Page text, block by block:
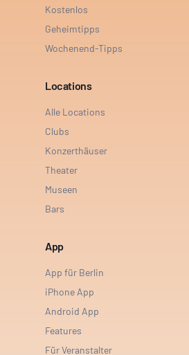
Kostenlos
Geheimtipps
Wochenend-Tipps
Locations
Alle Locations
Clubs
Konzerthäuser
Theater
Museen
Bars
App
App für Berlin
iPhone App
Android App
Features
Für Veranstalter